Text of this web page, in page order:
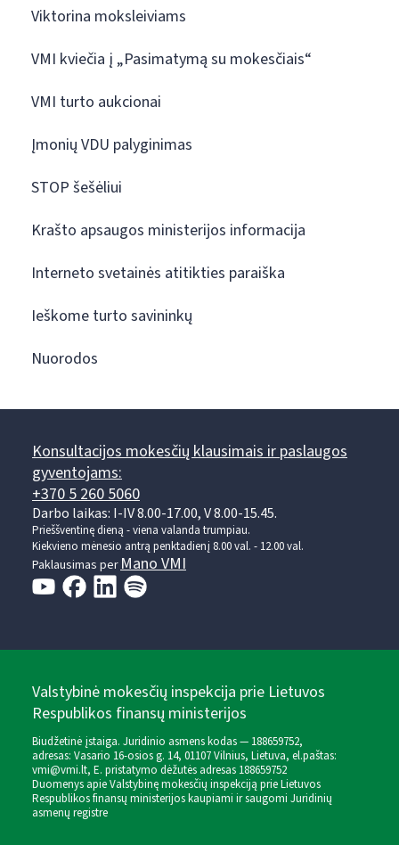
Viktorina moksleiviams
VMI kviečia į „Pasimatymą su mokesčiais“
VMI turto aukcionai
Įmonių VDU palyginimas
STOP šešėliui
Krašto apsaugos ministerijos informacija
Interneto svetainės atitikties paraiška
Ieškome turto savininkų
Nuorodos
Konsultacijos mokesčių klausimais ir paslaugos
gyventojams:
+370 5 260 5060
Darbo laikas: I-IV 8.00-17.00, V 8.00-15.45.
Prieššventinę dieną - viena valanda trumpiau.
Kiekvieno mėnesio antrą penktadienį 8.00 val. - 12.00 val.
Paklausimas perMano VMI
Valstybinė mokesčių inspekcija prie Lietuvos
Respublikos finansų ministerijos
Biudžetinė įstaiga. Juridinio asmens kodas — 188659752,
adresas: Vasario 16-osios g. 14, 01107 Vilnius, Lietuva, el.paštas:
vmi@vmi.lt, E. pristatymo dėžutės adresas 188659752
Duomenys apie Valstybinę mokesčių inspekciją prie Lietuvos
Respublikos finansų ministerijos kaupiami ir saugomi Juridinių
asmenų registre